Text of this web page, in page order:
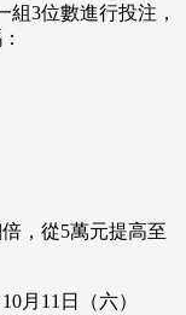
組3位數進行投注，
，從5萬元提高至
月11日（六）